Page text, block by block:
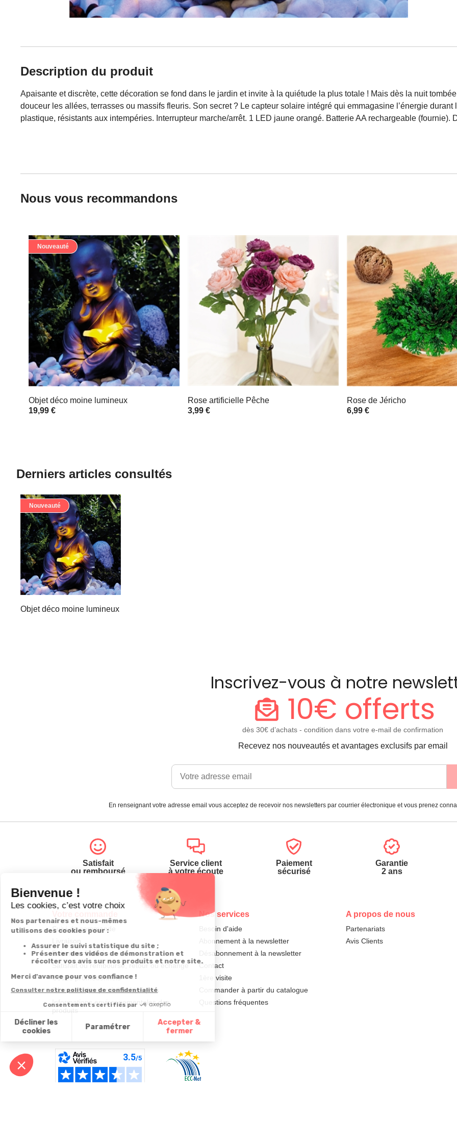
Description du produit
Apaisante et discrète, cette décoration se fond dans le jardin et invite à la quiétude la plus totale ! Mais dès la nuit
douceur les allées, terrasses ou massifs fleuris. Son secret ? Le capteur solaire intégré qui emmagasine l’énergie
plastique, résistants aux intempéries. Interrupteur marche/arrêt. 1 LED jaune orangé. Batterie AA rechargeable (fournie).
Nous vous recommandons
Nouveauté
Objet déco moine lumineux
19,99 €
Rose artificielle Pêche
3,99 €
Rose de Jéricho
6,99 €
Derniers articles consultés
Nouveauté
Objet déco moine lumineux
Inscrivez-vous à notre
10€ offerts
dès 30€ d’achats - condition dans votre e-mail de confirmation
Recevez nos nouveautés et avantages exclusifs par email
En renseignant votre adresse email vous acceptez de recevoir nos newsletters par courrier électronique et vous prenez
Satisfait
ou remboursé
Service client
à votre écoute
Paiement
sécurisé
Garantie
2 ans
Suivi de commande
Livraison
Paiement facilité
Satisfait ou remboursé, retour ou échange
Codes promotionnels
Glossaire des produits chimiques
Informations environnementales des
produits
Nos services
Besoin d'aide
Abonnement à la newsletter
Désabonnement à la newsletter
Contact
1ère visite
Commander à partir du catalogue
Questions fréquentes
A propos de nous
Partenariats
Avis Clients